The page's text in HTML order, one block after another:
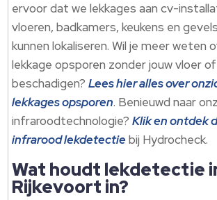
ervoor dat we lekkages aan cv-
vloeren, badkamers, keukens en
kunnen lokaliseren.​ Wil je meer weten
lekkage opsporen zonder jouw vloer
beschadigen?Lees hier alles over
lekkages opsporen.​ Benieuwd naar
infraroodtechnologie?Klik en ontdek
infrarood lekdetectie bij Hydrocheck.​
Wat houdt lekdetectie
Rijkevoort in?